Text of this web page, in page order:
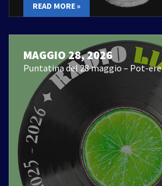
READ MORE »
MAGGIO 28, 2026
Puntatina del 28 maggio – Pot-ere